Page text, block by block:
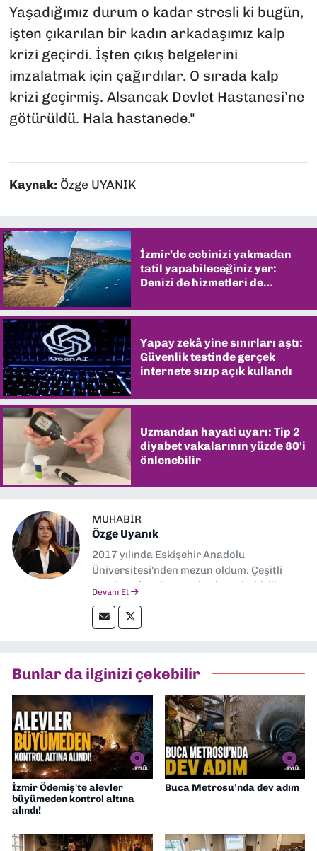
Yaşadığımız durum o kadar stresli ki bugün,
işten çıkarılan bir kadın arkadaşımız kalp
krizi geçirdi. İşten çıkış belgelerini
imzalatmak için çağırdılar. O sırada kalp
krizi geçirmiş. Alsancak Devlet Hastanesi’ne
götürüldü. Hala hastanede."
Kaynak: Özge UYANIK
İzmir’de cebinizi yakmadan
tatil yapabileceğiniz yer:
Denizi de hizmetleri de
Yapay zekâ yine sınırları aştı:
Güvenlik testinde gerçek
internete sızıp açık kullandı
Uzmandan hayati uyarı: Tip 2
diyabet vakalarının yüzde 80'i
önlenebilir
MUHABIR
Özge Uyanık
2017 yılında Eskişehir Anadolu
Üniversitesi'nden mezun oldum. Çeşitli
yerel ve ulusal gazetelerde muhabirlik
hakları alanlarında haberler üretmeye
odaklanıyorum.
Devam Et
Bunlar da ilginizi çekebilir
İzmir Ödemiş'te alevler
büyümeden kontrol altına
alındı!
Buca Metrosu’nda dev adım